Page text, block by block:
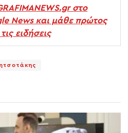
στο
News και μάθε πρώτος
ειδήσεις